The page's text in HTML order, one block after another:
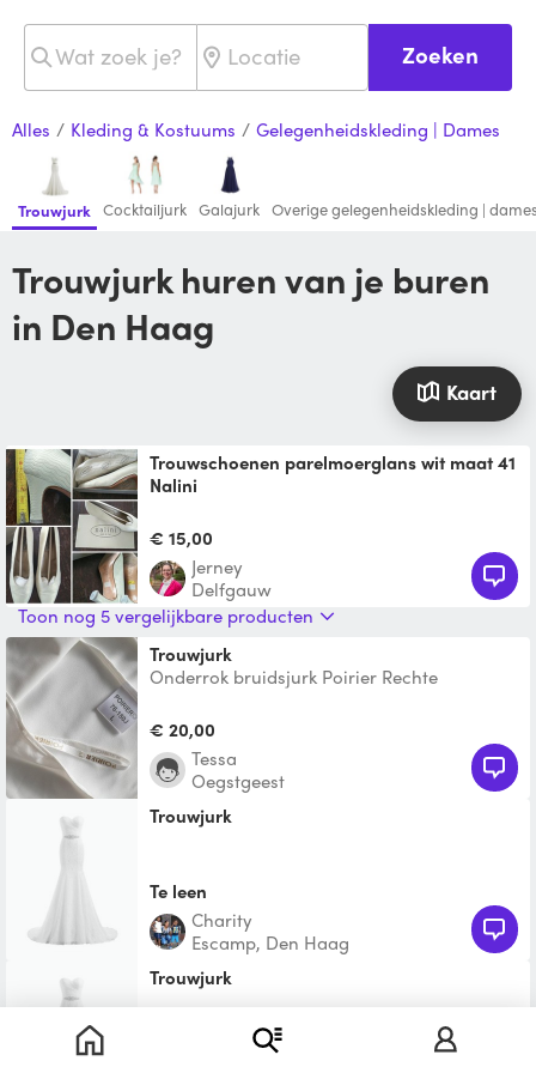
Zoeken
Alles / Kleding & Kostuums / Gelegenheidskleding | Dames
Trouwjurk Cocktailjurk Galajurk Overige gelegenheidskleding |
Trouwjurk huren van je buren
in Den Haag
Kaart
Trouwschoenen parelmoerglans wit maat 41
Nalini
met een golfmotiefje
€ 15,00
Jerney
Delfgauw
Toon nog 5 vergelijkbare producten
Trouwjurk
Onderrok bruidsjurk Poirier Rechte
nieuw), maat L, dat gaa
€ 20,00
Tessa
Oegstgeest
Trouwjurk
Te leen
Charity
Escamp, Den Haag
trouwjurk